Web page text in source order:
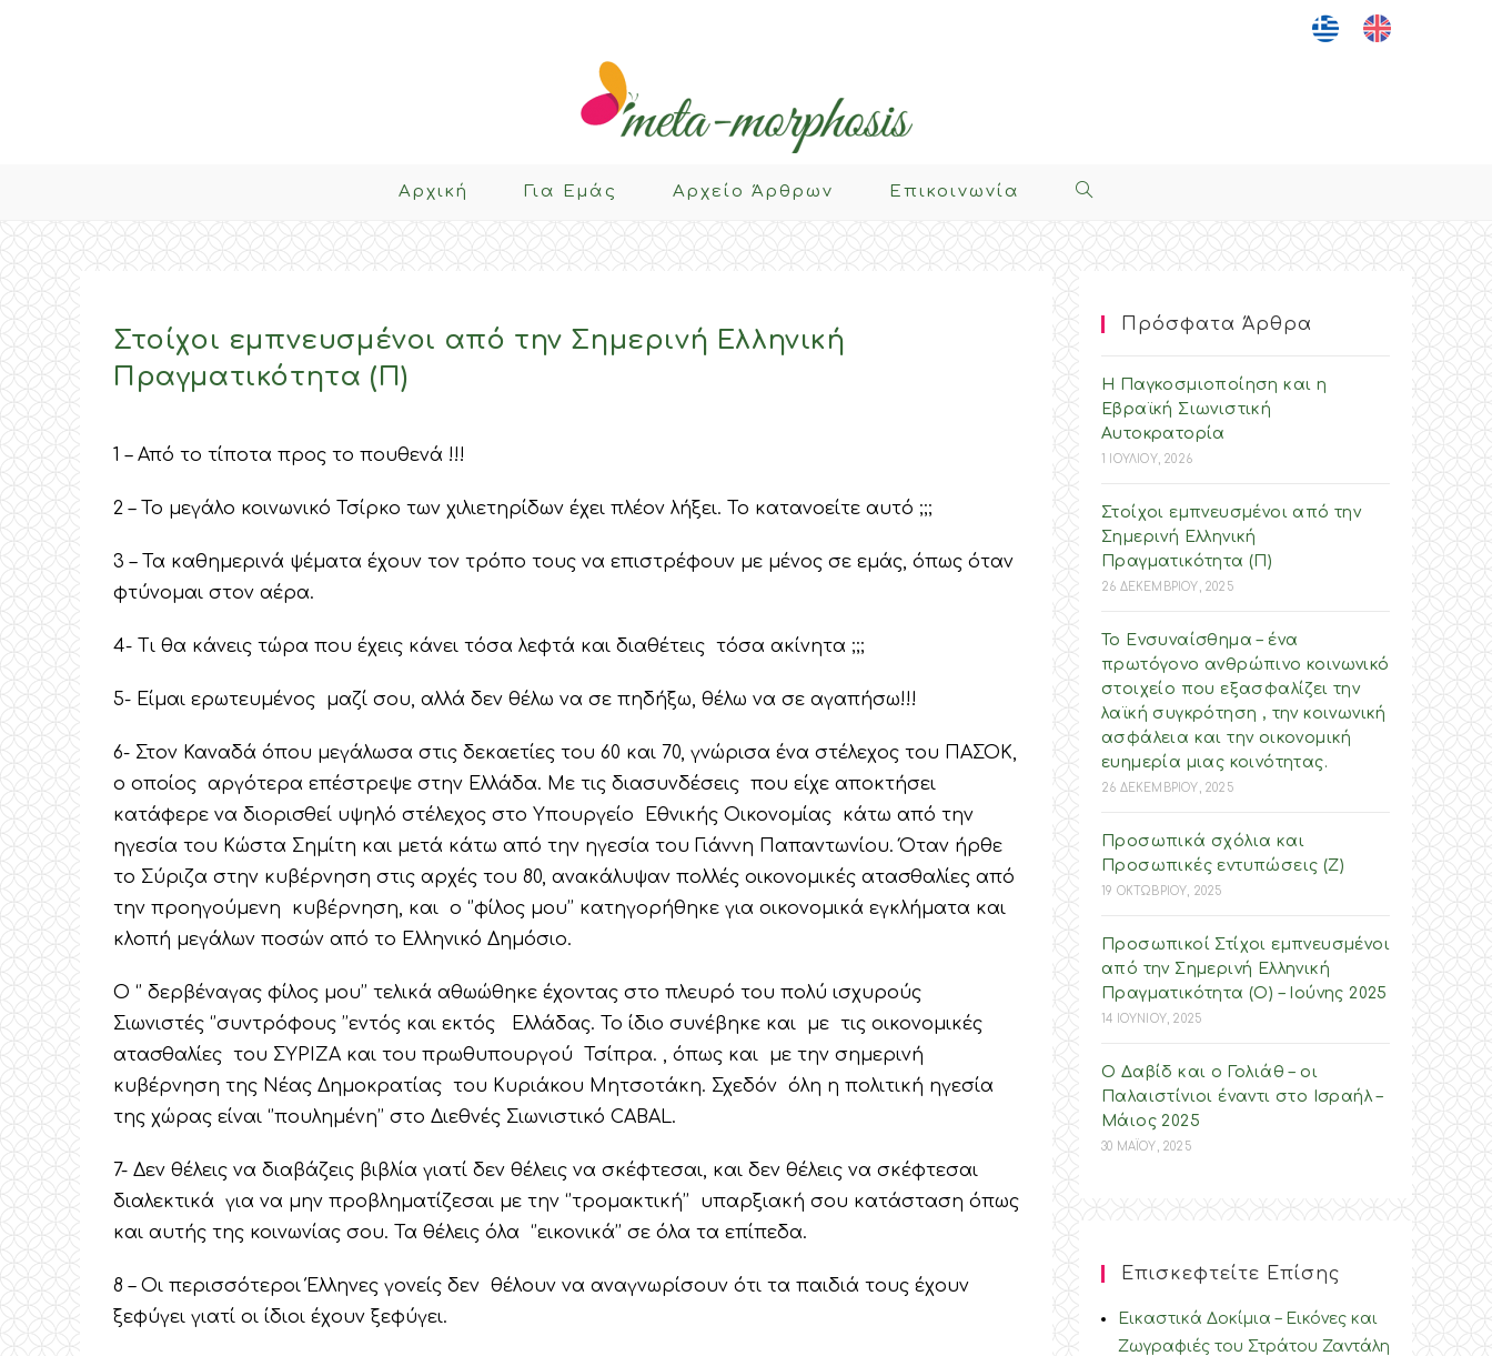
Αρχική Για Eμάς Αρχείο Άρθρων Επικοινωνία Toggle
Website
Στοίχοι εμπνευσμένοι από την Σημερινή Ελληνική
Πραγματικότητα (Π)
1 – Από το τίποτα προς το πουθενά !!!
2 – Το μεγάλο κοινωνικό Τσίρκο των χιλιετηρίδων έχει πλέον λήξει. Το κατανοείτε αυτό ;;;
3 – Τα καθημερινά ψέματα έχουν τον τρόπο τους να επιστρέφουν με μένος σε εμάς, όπως όταν
φτύνομαι στον αέρα.
4- Τι θα κάνεις τώρα που έχεις κάνει τόσα λεφτά και διαθέτεις τόσα ακίνητα ;;;
5- Είμαι ερωτευμένος μαζί σου, αλλά δεν θέλω να σε πηδήξω, θέλω να σε αγαπήσω!!!
6- Στον Καναδά όπου μεγάλωσα στις δεκαετίες του 60 και 70, γνώρισα ένα στέλεχος του ΠΑΣΟΚ,
ο οποίος αργότερα επέστρεψε στην Ελλάδα. Με τις διασυνδέσεις που είχε αποκτήσει
κατάφερε να διορισθεί υψηλό στέλεχος στο Υπουργείο Εθνικής Οικονομίας κάτω από την
ηγεσία του Κώστα Σημίτη και μετά κάτω από την ηγεσία του Γιάννη Παπαντωνίου. Όταν ήρθε
το Σύριζα στην κυβέρνηση στις αρχές του 80, ανακάλυψαν πολλές οικονομικές ατασθαλίες από
την προηγούμενη κυβέρνηση, και ο ‘’φίλος μου’’ κατηγορήθηκε για οικονομικά εγκλήματα και
κλοπή μεγάλων ποσών από το Ελληνικό Δημόσιο.
Ο ‘’ δερβέναγας φίλος μου’’ τελικά αθωώθηκε έχοντας στο πλευρό του πολύ ισχυρούς
Σιωνιστές ‘’συντρόφους ’’εντός και εκτός Ελλάδας. Το ίδιο συνέβηκε και με τις οικονομικές
ατασθαλίες του ΣΥΡΙΖΑ και του πρωθυπουργού Τσίπρα. , όπως και με την σημερινή
κυβέρνηση της Νέας Δημοκρατίας του Κυριάκου Μητσοτάκη. Σχεδόν όλη η πολιτική ηγεσία
της χώρας είναι ‘’πουλημένη’’ στο Διεθνές Σιωνιστικό CABAL.
7- Δεν θέλεις να διαβάζεις βιβλία γιατί δεν θέλεις να σκέφτεσαι, και δεν θέλεις να σκέφτεσαι
διαλεκτικά για να μην προβληματίζεσαι με την ‘’τρομακτική’’ υπαρξιακή σου κατάσταση όπως
και αυτής της κοινωνίας σου. Τα θέλεις όλα ‘’εικονικά’’ σε όλα τα επίπεδα.
8 – Οι περισσότεροι Έλληνες γονείς δεν θέλουν να αναγνωρίσουν ότι τα παιδιά τους έχουν
ξεφύγει γιατί οι ίδιοι έχουν ξεφύγει.
Πρόσφατα Άρθρα
Η Παγκοσμιοποίηση και η
Εβραϊκή Σιωνιστική
Αυτοκρατορία
1 ΙΟΥΛΙΟΥ, 2026
Στοίχοι εμπνευσμένοι από την
Σημερινή Ελληνική
Πραγματικότητα (Π)
26 ΔΕΚΕΜΒΡΙΟΥ, 2025
Το Ενσυναίσθημα – ένα
πρωτόγονο ανθρώπινο κοινωνικό
στοιχείο που εξασφαλίζει την
λαϊκή συγκρότηση , την κοινωνική
ασφάλεια και την οικονομική
ευημερία μιας κοινότητας.
26 ΔΕΚΕΜΒΡΙΟΥ, 2025
Προσωπικά σχόλια και
Προσωπικές εντυπώσεις (Ζ)
19 ΟΚΤΩΒΡΙΟΥ, 2025
Προσωπικοί Στίχοι εμπνευσμένοι
από την Σημερινή Ελληνική
Πραγματικότητα (O) – Ιούνης 2025
14 ΙΟΥΝΙΟΥ, 2025
Ο Δαβίδ και ο Γολιάθ – οι
Παλαιστίνιοι έναντι στο Ισραήλ –
Mάιος 2025
30 ΜΑΪΟΥ, 2025
Επισκεφτείτε Επίσης
Εικαστικά Δοκίμια – Εικόνες και
Ζωγραφιές του Στράτου Ζαντάλη